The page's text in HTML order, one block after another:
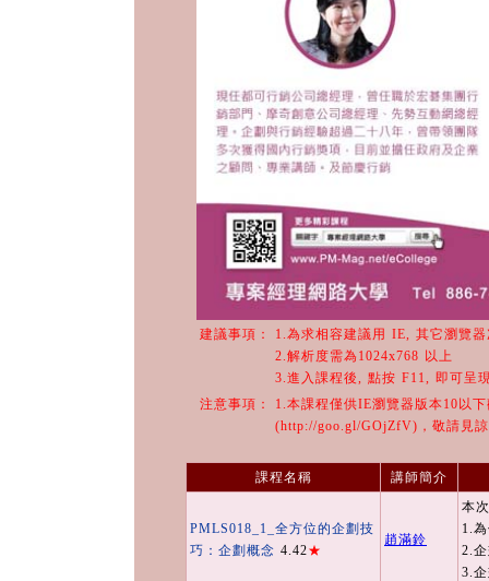
建議事項：
1.為求相容建議用 IE, 其它瀏覽器
2.解析度需為1024x768 以上
3.進入課程後, 點按 F11, 即可呈
注意事項：
1.本課程僅供IE瀏覽器版本10以
(http://goo.gl/GOjZfV)，敬請見
課程名稱 講師簡介
PMLS018_1_全方位的企劃技
巧：企劃概念 4.42★
趙滿鈴
本
1.
2.
3.